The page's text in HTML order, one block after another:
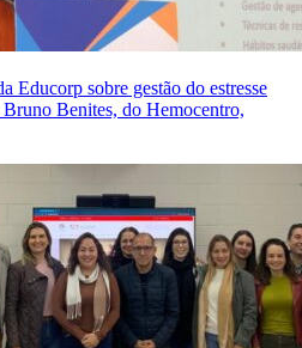
Educorp sobre gestão do estresse
Benites, do Hemocentro,